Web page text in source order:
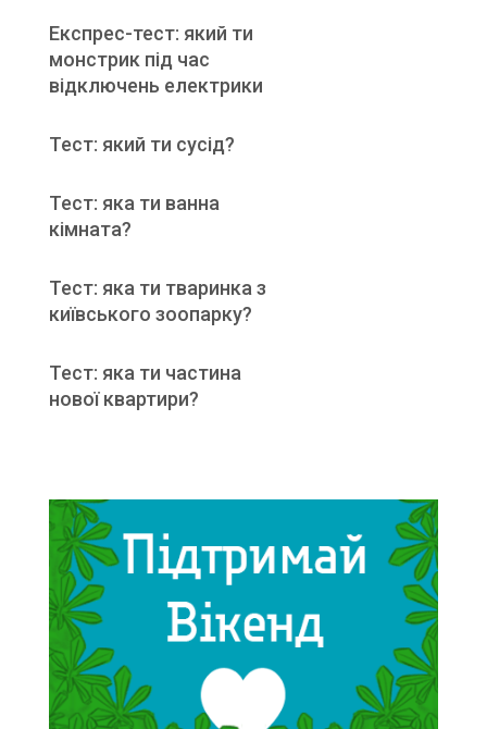
Експрес-тест: який ти
монстрик під час
відключень електрики
Тест: який ти сусід?
Тест: яка ти ванна
кімната?
Тест: яка ти тваринка з
київського зоопарку?
Тест: яка ти частина
нової квартири?